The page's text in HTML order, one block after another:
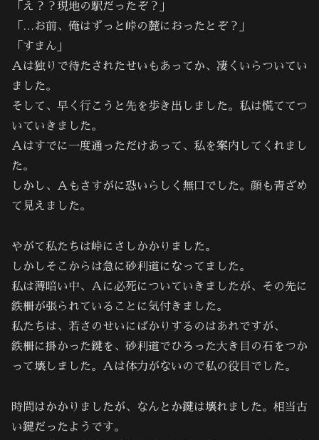
「え？？現地の駅だったぞ？」
「…お前、俺はずっと峠の麓におったとぞ？」
「すまん」
Ａは独りで待たされたせいもあってか、凄くいらついてい
ました。
そして、早く行こうと先を歩き出しました。私は慌ててつ
いていきました。
Ａはすでに一度通っただけあって、私を案内してくれまし
た。
しかし、Ａもさすがに恐いらしく無口でした。顔も青ざめ
て見えました。
やがて私たちは峠にさしかかりました。
しかしそこからは急に砂利道になってました。
私は薄暗い中、Ａに必死についていきましたが、その先に
鉄柵が張られていることに気付きました。
私たちは、若さのせいにばかりするのはあれですが、
鉄柵に掛かった鍵を、砂利道でひろった大き目の石をつか
って壊しました。Ａは体力がないので私の役目でした。
時間はかかりましたが、なんとか鍵は壊れました。相当古
い鍵だったようです。